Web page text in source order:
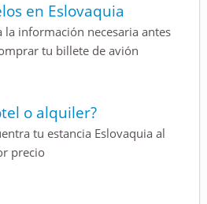
en Eslovaquia
la información necesaria antes
tu billete de avión
o alquiler?
tu estancia Eslovaquia al
precio